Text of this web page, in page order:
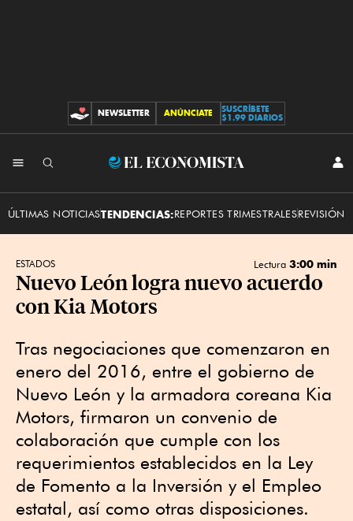
CONTRIBUCIONES
NEWSLETTER ANÚNCIATE
SUSCRÍBETE
$1.99 DIARIOS
El
ÚLTIMAS NOTICIASTENDENCIAS:REPORTES TRIMESTRALESREVISIÓN
ESTADOS Lectura 3:00 min
Nuevo León logra nuevo acuerdo
con Kia Motors
Tras negociaciones que comenzaron en
enero del 2016, entre el gobierno de
Nuevo León y la armadora coreana Kia
Motors, firmaron un convenio de
colaboración que cumple con los
requerimientos establecidos en la Ley
de Fomento a la Inversión y el Empleo
estatal, así como otras disposiciones.